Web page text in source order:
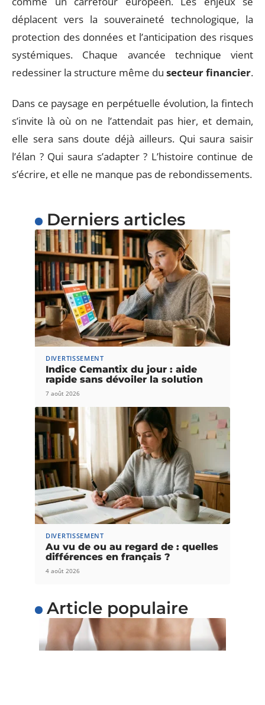
déplacent vers la souveraineté technologique, la
protection des données et l’anticipation des risques
systémiques. Chaque avancée technique vient
redessiner la structure même du secteur financier.
Dans ce paysage en perpétuelle évolution, la fintech
s’invite là où on ne l’attendait pas hier, et demain,
elle sera sans doute déjà ailleurs. Qui saura saisir
l’élan ? Qui saura s’adapter ? L’histoire continue de
s’écrire, et elle ne manque pas de rebondissements.
Derniers articles
DIVERTISSEMENT
Indice Cemantix du jour : aide
rapide sans dévoiler la solution
7 août 2026
DIVERTISSEMENT
Au vu de ou au regard de : quelles
différences en français ?
4 août 2026
Article populaire